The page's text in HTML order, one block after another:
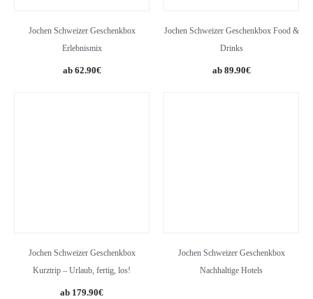
Jochen Schweizer Geschenkbox
Erlebnismix
62.90€
Jochen Schweizer Geschenkbox Food &
Drinks
89.90€
Jochen Schweizer Geschenkbox
Kurztrip – Urlaub, fertig, los!
179.90€
Jochen Schweizer Geschenkbox
Nachhaltige Hotels